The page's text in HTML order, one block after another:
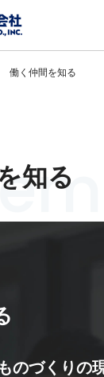
働く仲間を知る
知る
m
のづくりの